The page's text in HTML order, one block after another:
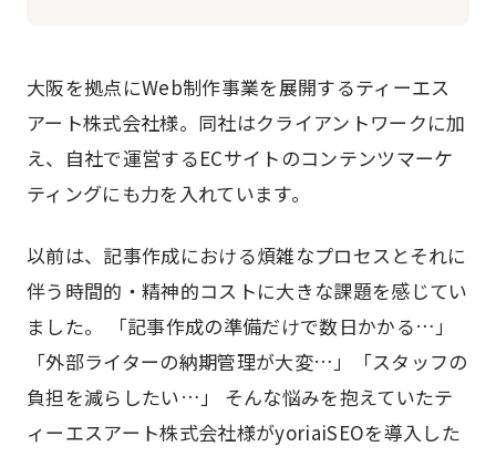
大阪を拠点にWeb制作事業を展開するティーエス
アート株式会社様。同社はクライアントワークに加
え、自社で運営するECサイトのコンテンツマーケ
ティングにも力を入れています。
以前は、記事作成における煩雑なプロセスとそれに
伴う時間的・精神的コストに大きな課題を感じてい
ました。 「記事作成の準備だけで数日かかる…」
「外部ライターの納期管理が大変…」「スタッフの
負担を減らしたい…」 そんな悩みを抱えていたテ
ィーエスアート株式会社様がyoriaiSEOを導入した